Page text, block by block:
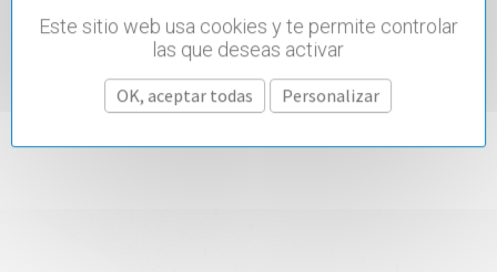
química
VER
Este sitio web usa cookies y te permite controlar
las que deseas activar
OK, aceptar todas Personalizar